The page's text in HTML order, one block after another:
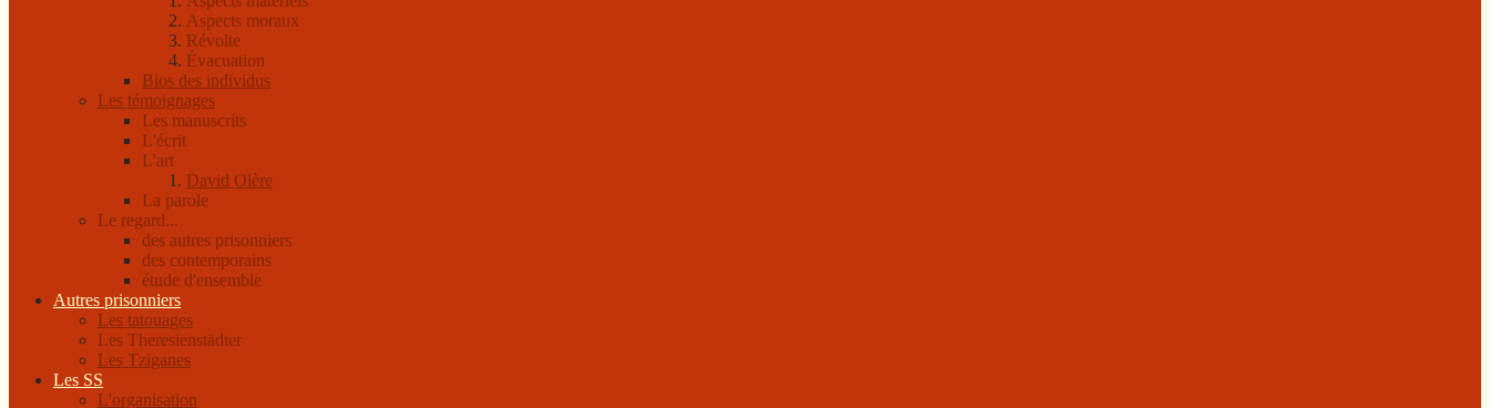
Aspects moraux
Révolte
Évacuation
Bios des individus
Les témoignages
Les manuscrits
L'écrit
L'art
David Olère
La parole
Le regard...
des autres prisonniers
des contemporains
étude d'ensemble
Autres prisonniers
Les tatouages
Les Theresienstädter
Les Tziganes
Les SS
L'organisation